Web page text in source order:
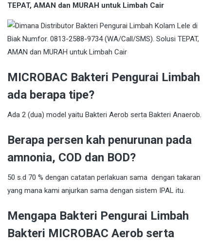
TEPAT, AMAN dan MURAH untuk Limbah Cair
MICROBAC Bakteri Pengurai Limbah
ada berapa tipe?
Ada 2 (dua) model yaitu Bakteri Aerob serta Bakteri Anaerob.
Berapa persen kah penurunan pada
amnonia, COD dan BOD?
50 s.d 70 % dengan catatan perlakuan sama dengan takaran
yang mana kami anjurkan sama dengan sistem IPAL itu.
Mengapa Bakteri Pengurai Limbah
Bakteri MICROBAC Aerob serta